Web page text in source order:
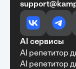
Очень
доступно
Алексей
Обучение с
полезной
AI сервисы
AI репетитор
AI репетитор